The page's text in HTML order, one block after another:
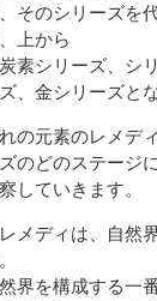
そのシリーズを
上から
素シリーズ、シ
、金シリーズと
の元素のレメデ
のどのステージ
していきます。
メディは、自然
界を構成する一